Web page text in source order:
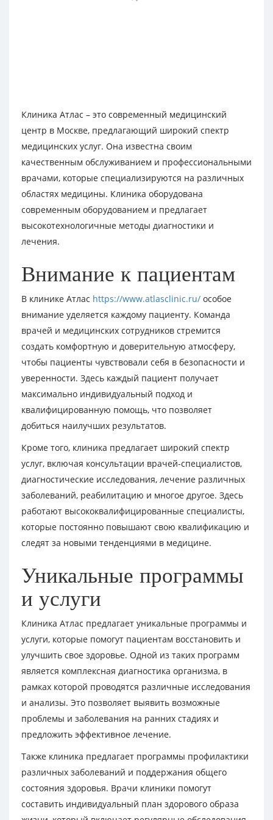
Клиника Атлас – это современный медицинский
центр в Москве, предлагающий широкий спектр
медицинских услуг. Она известна своим
качественным обслуживанием и профессиональными
врачами, которые специализируются на различных
областях медицины. Клиника оборудована
современным оборудованием и предлагает
высокотехнологичные методы диагностики и
лечения.
Внимание к пациентам
В клинике Атлас https://www.atlasclinic.ru/ особое
внимание уделяется каждому пациенту. Команда
врачей и медицинских сотрудников стремится
создать комфортную и доверительную атмосферу,
чтобы пациенты чувствовали себя в безопасности и
уверенности. Здесь каждый пациент получает
максимально индивидуальный подход и
квалифицированную помощь, что позволяет
добиться наилучших результатов.
Кроме того, клиника предлагает широкий спектр
услуг, включая консультации врачей-специалистов,
диагностические исследования, лечение различных
заболеваний, реабилитацию и многое другое. Здесь
работают высококвалифицированные специалисты,
которые постоянно повышают свою квалификацию и
следят за новыми тенденциями в медицине.
Уникальные программы
и услуги
Клиника Атлас предлагает уникальные программы и
услуги, которые помогут пациентам восстановить и
улучшить свое здоровье. Одной из таких программ
является комплексная диагностика организма, в
рамках которой проводятся различные исследования
и анализы. Это позволяет выявить возможные
проблемы и заболевания на ранних стадиях и
предложить эффективное лечение.
Также клиника предлагает программы профилактики
различных заболеваний и поддержания общего
состояния здоровья. Врачи клиники помогут
составить индивидуальный план здорового образа